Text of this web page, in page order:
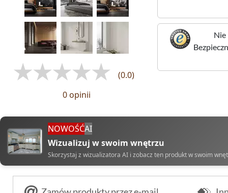
(0.0)
0 opinii
Nie
NOWOŚĆAI
Wizualizuj w swoim wnętrzu
Skorzystaj z wizualizatora AI i zobacz ten produkt w swoim